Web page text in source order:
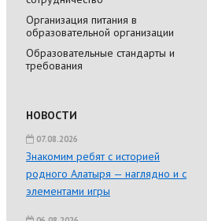
Организация питания в
образовательной организации
Образовательные стандарты и
требования
НОВОСТИ
07.08.2026
Знакомим ребят с историей
родного Алатыря — наглядно и с
элементами игры